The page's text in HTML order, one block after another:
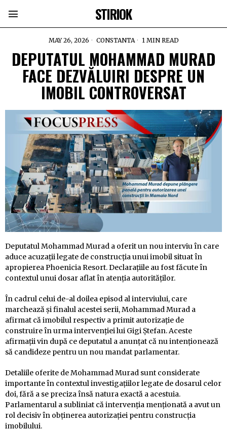
STIRIOK
MAY 26, 2026 CONSTANTA 1 MIN READ
DEPUTATUL MOHAMMAD MURAD
FACE DEZVĂLUIRI DESPRE UN
IMOBIL CONTROVERSAT
Deputatul Mohammad Murad a oferit un nou interviu în care
aduce acuzații legate de construcția unui imobil situat în
apropierea Phoenicia Resort. Declarațiile au fost făcute în
contextul unui dosar aflat în atenția autorităților.
În cadrul celui de-al doilea episod al interviului, care
marchează și finalul acestei serii, Mohammad Murad a
afirmat că imobilul respectiv a primit autorizație de
construire în urma intervenției lui Gigi Ștefan. Aceste
afirmații vin după ce deputatul a anunțat că nu intenționează
să candideze pentru un nou mandat parlamentar.
Detaliile oferite de Mohammad Murad sunt considerate
importante în contextul investigațiilor legate de dosarul celor
doi, fără a se preciza însă natura exactă a acestuia.
Parlamentarul a subliniat că intervenția menționată a avut un
rol decisiv în obținerea autorizației pentru construcția
imobilului.